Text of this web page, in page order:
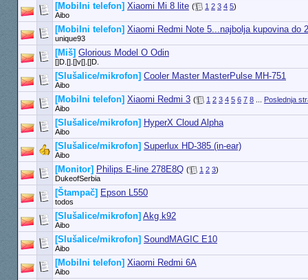
[Mobilni telefon] Xiaomi Mi 8 lite ( 1 2 3 4 5)
Aibo
[Mobilni telefon] Xiaomi Redmi Note 5...najbolja kupovina do
unique93
[Miš] Glorious Model O Odin
[]D.[].[]v[].[]D.
[Slušalice/mikrofon] Cooler Master MasterPulse MH-751
Aibo
[Mobilni telefon] Xiaomi Redmi 3 ( 1 2 3 4 5 6 7 8... Poslednja
Aibo
[Slušalice/mikrofon] HyperX Cloud Alpha
Aibo
[Slušalice/mikrofon] Superlux HD-385 (in-ear)
Aibo
[Monitor] Philips E-line 278E8Q ( 1 2 3)
DukeofSerbia
[Štampač] Epson L550
todos
[Slušalice/mikrofon] Akg k92
Aibo
[Slušalice/mikrofon] SoundMAGIC E10
Aibo
[Mobilni telefon] Xiaomi Redmi 6A
Aibo